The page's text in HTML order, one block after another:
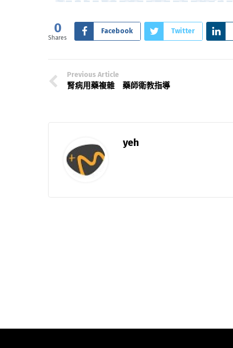
0
Shares
Facebook Twitter
Previous Article
腎病用藥複雜 藥師衛教指導
yeh